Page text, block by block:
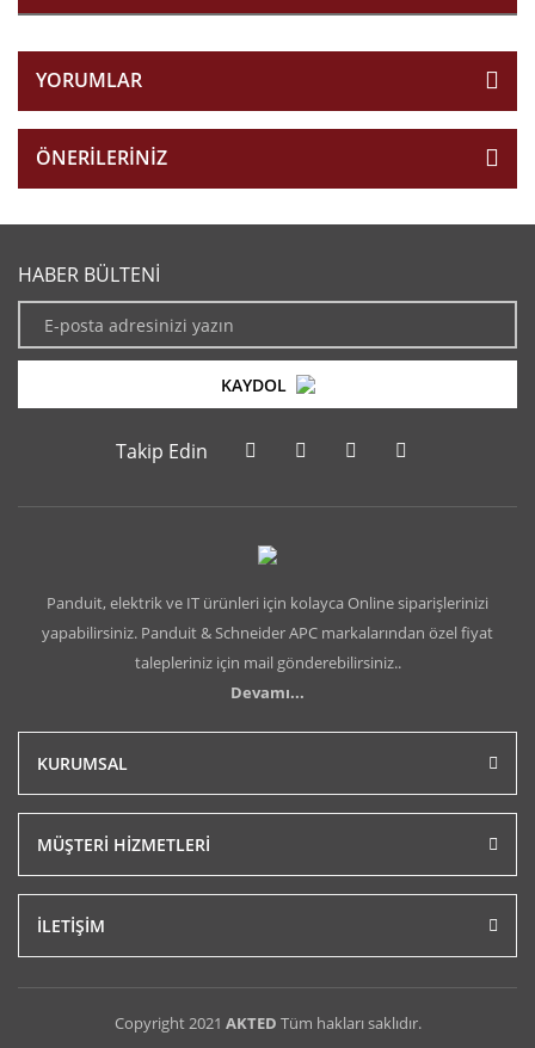
YORUMLAR
ÖNERILERINIZ
HABER BÜLTENİ
KAYDOL
Takip Edin
Panduit, elektrik ve IT ürünleri için kolayca Online siparişlerinizi
yapabilirsiniz. Panduit & Schneider APC markalarından özel fiyat
talepleriniz için mail gönderebilirsiniz..
Devamı...
KURUMSAL
MÜŞTERİ HİZMETLERİ
İLETİŞİM
Copyright 2021 AKTED Tüm hakları saklıdır.